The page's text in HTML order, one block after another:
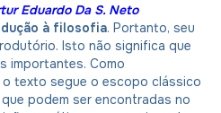
Eduardo Da S. Neto
à filosofia. Portanto, seu
Isto não significa que
importantes. Como
o texto segue o escopo clássico
podem ser encontradas no